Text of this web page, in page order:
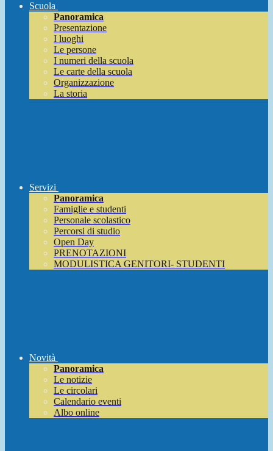
Scuola
Panoramica
Presentazione
I luoghi
Le persone
I numeri della scuola
Le carte della scuola
Organizzazione
La storia
Servizi
Panoramica
Famiglie e studenti
Personale scolastico
Percorsi di studio
Open Day
PRENOTAZIONI
MODULISTICA GENITORI- STUDENTI
Novità
Panoramica
Le notizie
Le circolari
Calendario eventi
Albo online